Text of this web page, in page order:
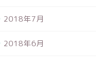
2018年7月
2018年6月